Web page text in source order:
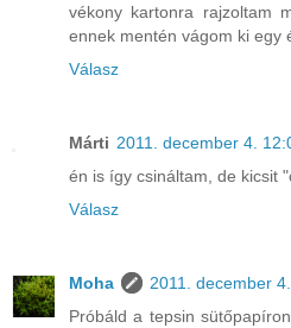
vékony kartonra rajzoltam
ennek mentén vágom ki egy
Válasz
Márti 2011. december 4.
én is így csináltam, de kicsit
Válasz
Moha
2011. december
Próbáld a tepsin